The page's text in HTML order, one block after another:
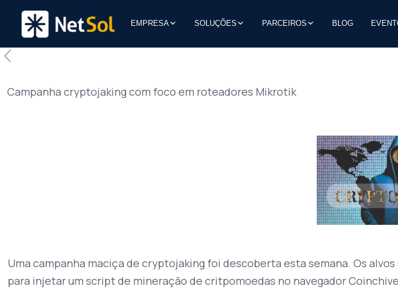
EMPRESA SOLUÇÕES PARCEIROS BLOG
Campanha cryptojaking com foco em roteadores Mikrotik
Uma campanha maciça de cryptojaking foi descoberta esta semana. Os
para injetar um script de mineração de critpomoedas no navegador